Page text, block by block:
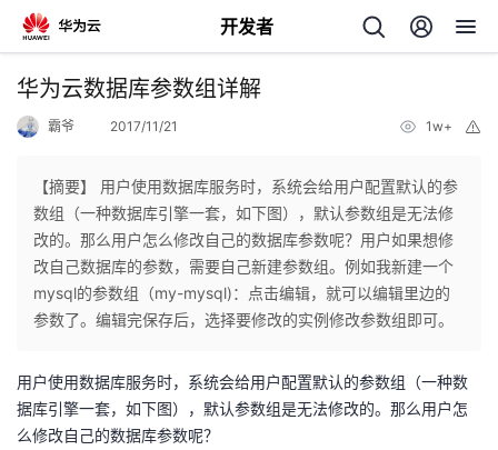
开发者
返
个
人
主
页
我
的
开
华为云数据库参数组详解
霸爷 2017/11/21 1w+
【摘要】 用户使用数据库服务时，系统会给用户配置默认的参
数组（一种数据库引擎一套，如下图），默认参数组是无法修
改的。那么用户怎么修改自己的数据库参数呢？用户如果想修
改自己数据库的参数，需要自己新建参数组。例如我新建一个
mysql的参数组（my-mysql)：点击编辑，就可以编辑里边的
参数了。编辑完保存后，选择要修改的实例修改参数组即可。
用户使用数据库服务时，系统会给用户配置默认的参数组（一种数
据库引擎一套，如下图），默认参数组是无法修改的。那么用户怎
么修改自己的数据库参数呢？